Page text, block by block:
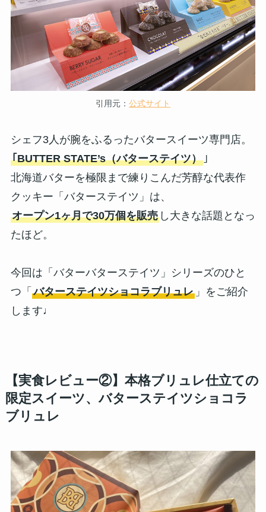
引用元： 公式サイト
シェフ3人が腕をふるったバタースイーツ専門店。
｢BUTTER STATE’s（バターステイツ）｣
北海道バターを極限まで練りこんだ芳醇な代表作
クッキー「バターステイツ」は、
オープン1ヶ⽉で30万個を販売し⼤きな話題となっ
たほど。
今回は「バターバターステイツ」シリーズのひと
つ「 バターステイツショコラブリュレ」をご紹介
します♩
【実食レビュー②】本格ブリュレ仕立ての
限定スイーツ、バターステイツショコラ
ブリュレ